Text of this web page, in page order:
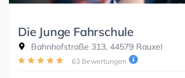
Die Junge Fahrschule
Bahnhofstraße 313, 44579 Rauxel
63 Bewertungen